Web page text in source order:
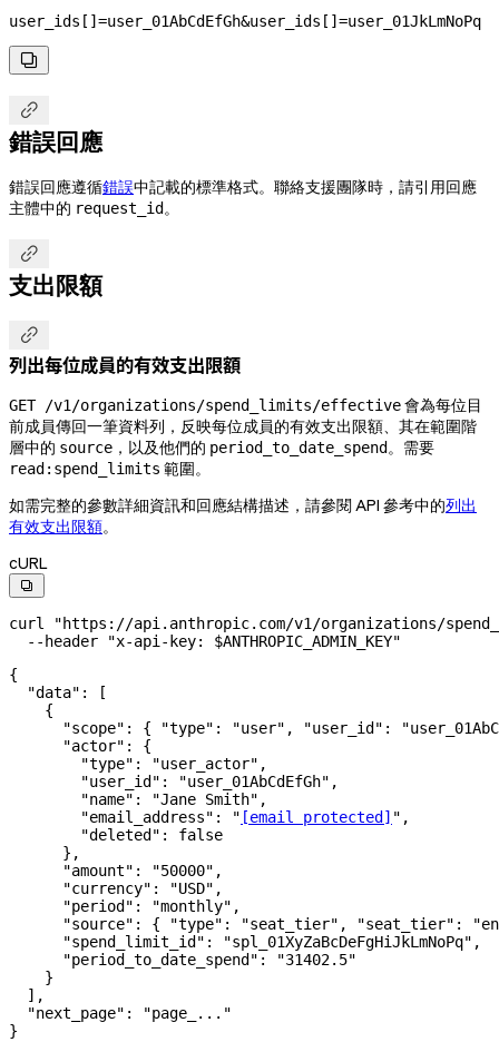
user_ids[]=user_01AbCdEfGh&user_ids[]=user_01JkLmNoPq


錯誤回應
錯誤回應遵循錯誤中記載的標準格式。聯絡支援團隊時，請引用回應
主體中的 request_id。

支出限額

列出每位成員的有效支出限額
GET /v1/organizations/spend_limits/effective會為每位目
前成員傳回一筆資料列，反映每位成員的有效支出限額、其在範圍階
層中的 source ，以及他們的 period_to_date_spend。需要
read:spend_limits 範圍。
如需完整的參數詳細資訊和回應結構描述，請參閱 API 參考中的列出
有效支出限額。
cURL

curl "https://api.anthropic.com/v1/organizations/
  --header
"x-api-key: $ANTHROPIC_ADMIN_KEY"
{
  "data"
: [
    {
      "scope"
: { "type" : "user" , "user_id" :
      "actor"
: {
        "type"
: "user_actor" ,
        "user_id"
: "user_01AbCdEfGh" ,
        "name"
: "Jane Smith" ,
        "email_address"
: " [email protected] " ,
        "deleted"
: false
      },
      "amount"
: "50000" ,
      "currency"
: "USD" ,
      "period"
: "monthly" ,
      "source"
: { "type" : "seat_tier" , "seat_tier" :
      "spend_limit_id"
: "spl_01XyZaBcDeFgHiJkLmNoPq" ,
      "period_to_date_spend"
:
"31402.5"
    }
  ],
  "next_page"
:
"page_..."
}